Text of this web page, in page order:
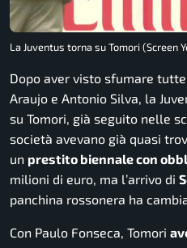
La Juventus torna su Tomori (Screen
Dopo aver visto sfumare
Araujo e Antonio Silva, la
su Tomori, già seguito nelle
società avevano già quasi
un prestito biennale con
milioni di euro, ma l’arrivo di
panchina rossonera ha
Con Paulo Fonseca, Tomori